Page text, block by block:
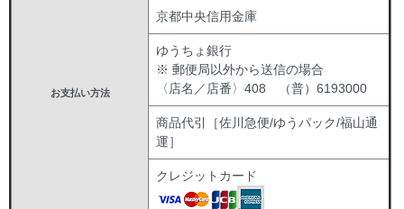
お支払い方法
京都中央信用金庫
ゆうちょ銀行
※ 郵便局以外から送信の場合
〈店名／店番〉408 （普）6193000
商品代引［佐川急便/ゆうパック/福山通
運］
クレジットカード